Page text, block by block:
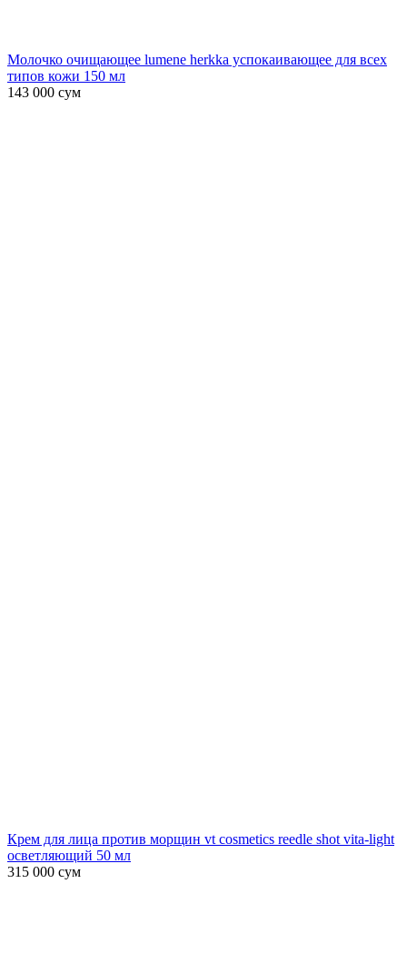
Молочко очищающее lumene herkka успокаивающее для всех
типов кожи 150 мл
143 000 сум
Крем для лица против морщин vt cosmetics reedle shot vita-light
осветляющий 50 мл
315 000 сум